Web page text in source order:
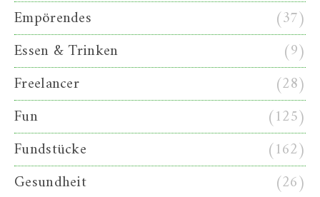
Empörendes
(37)
Essen & Trinken
(9)
Freelancer
(28)
Fun
(125)
Fundstücke
(162)
Gesundheit
(26)